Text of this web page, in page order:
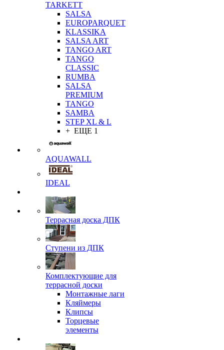
TARKETT
SALSA
EUROPARQUET
KLASSIKA
SALSA ART
TANGO ART
TANGO
CLASSIC
RUMBA
SALSA
PREMIUM
TANGO
SAMBA
STEP XL & L
+ ЕЩЕ 1
AQUAWALL
IDEAL
Террасная доска ДПК
Ступени из ДПК
Комплектующие для
террасной доски
Монтажные лаги
Кляймеры
Клипсы
Торцевые
элементы